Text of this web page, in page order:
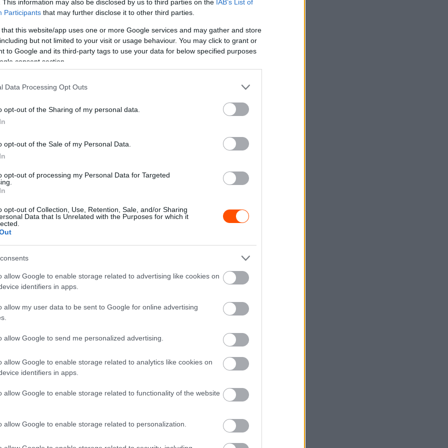
This information may also be disclosed by us to third parties on the IAB’s List of
Participants that may further disclose it to other third parties.
that this website/app uses one or more Google services and may gather and store
but not limited to your visit or usage behaviour. You may click to grant or
to Google and its third-party tags to use your data for below specified purposes
consent section.
Data Processing Opt Outs
opt-out of the Sharing of my personal data.
opt-out of the Sale of my Personal Data.
opt-out of processing my Personal Data for Targeted
opt-out of Collection, Use, Retention, Sale, and/or Sharing
Data that Is Unrelated with the Purposes for which it
allow Google to enable storage related to advertising like cookies on
identifiers in apps.
allow my user data to be sent to Google for online advertising
allow Google to send me personalized advertising.
allow Google to enable storage related to analytics like cookies on
identifiers in apps.
allow Google to enable storage related to functionality of the website
allow Google to enable storage related to personalization.
Vincent / DPPI
valójában a túlzott padlólemez-kopással küzdött
azért esett vissza, mert az utolsó szett gumijának
került az aszfalttól), hogy az
az egyenesekben is lassabb lett. Utóbbi jelenség
és kénytelen volt csökkenteni az
az autó alja a földhöz.
figyeltem a Ferrarin. Rengeteg koszt és szikrát
tempónál is. Aztán a négyes kanyar előtti
tudsz okozni a futam végére” – mondta Anthony
egyetértve Russell és a Mercedes elméletével.
a Ferrari aggódott, hogy az autó túl alacsonyan van,
megnövelték a következő szettben a nyomást, ami
George is jól látta ezt” – mondta a 46 esztendős
A közvetítés során én is említettem, hogy
mert annyira gyors volt az egyenesben, utána
Ez igazán meglepett, a riválisok pedig látták a
Az utolsó gumiszettben sokkal magasabb lehetett
a tapadás.”
kihasználni
elemzésébenszintén arról ír, hogy a Ferrari – miként
Nagydíj lehet a legjobb esélyük arra, hogy az